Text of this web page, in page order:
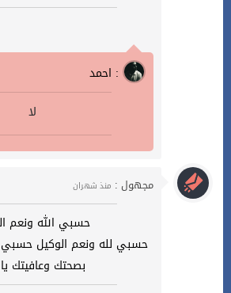
احمد :
لا
مجهول : منذ شهران
حسبي الله ونعم
حسبي لله ونعم الوكيل حسبي
بصحتك وعافيتك